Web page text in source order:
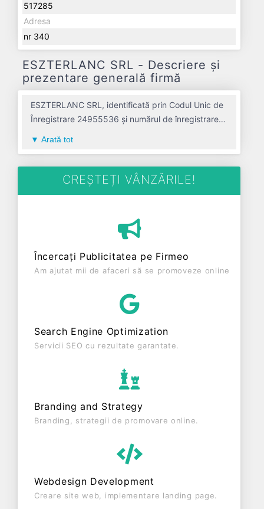
517285
Adresa
nr 340
ESZTERLANC SRL - Descriere și
prezentare generală firmă
ESZTERLANC SRL, identificată prin Codul Unic de
Înregistrare 24955536 și numărul de înregistrare la
poziționat în zona de Centru a țării, în judetul
ALBA, compania aduce o contribuție semnificativă
fondată în anul 2009, având o vechime de 17 ani.
Conform ultimului bilanț, societatea a înregistrat un
RON, gestionând operațiunile cu un număr mediu
de 0 de salariați pe ultimul an fiscal. ESZTERLANC
fiscal si are status: FUNCTIUNE. Societatea nu
Arată tot
CREȘTEȚI VÂNZĂRILE!
Încercați Publicitatea pe Firmeo
Am ajutat mii de afaceri să se promoveze online
Search Engine Optimization
Servicii SEO cu rezultate garantate.
Branding and Strategy
Branding, strategii de promovare online.
Webdesign Development
Creare site web, implementare landing page.